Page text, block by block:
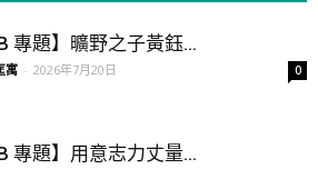
專題】曠野之子黃鈺...
寓 - 2026年7月20日 0
專題】用意志力丈量...